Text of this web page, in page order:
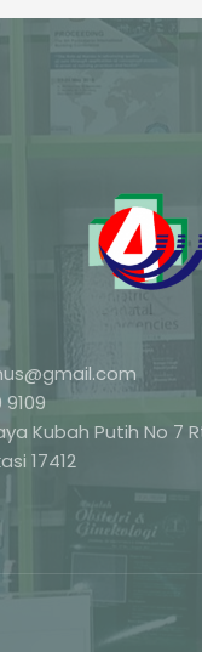
Kubah Putih No 7
17412